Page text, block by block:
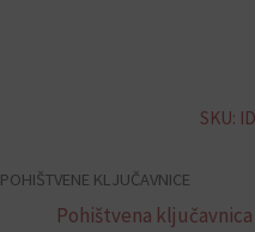
SKU:
POHIŠTVENE KLJUČAVNICE
Pohištvena